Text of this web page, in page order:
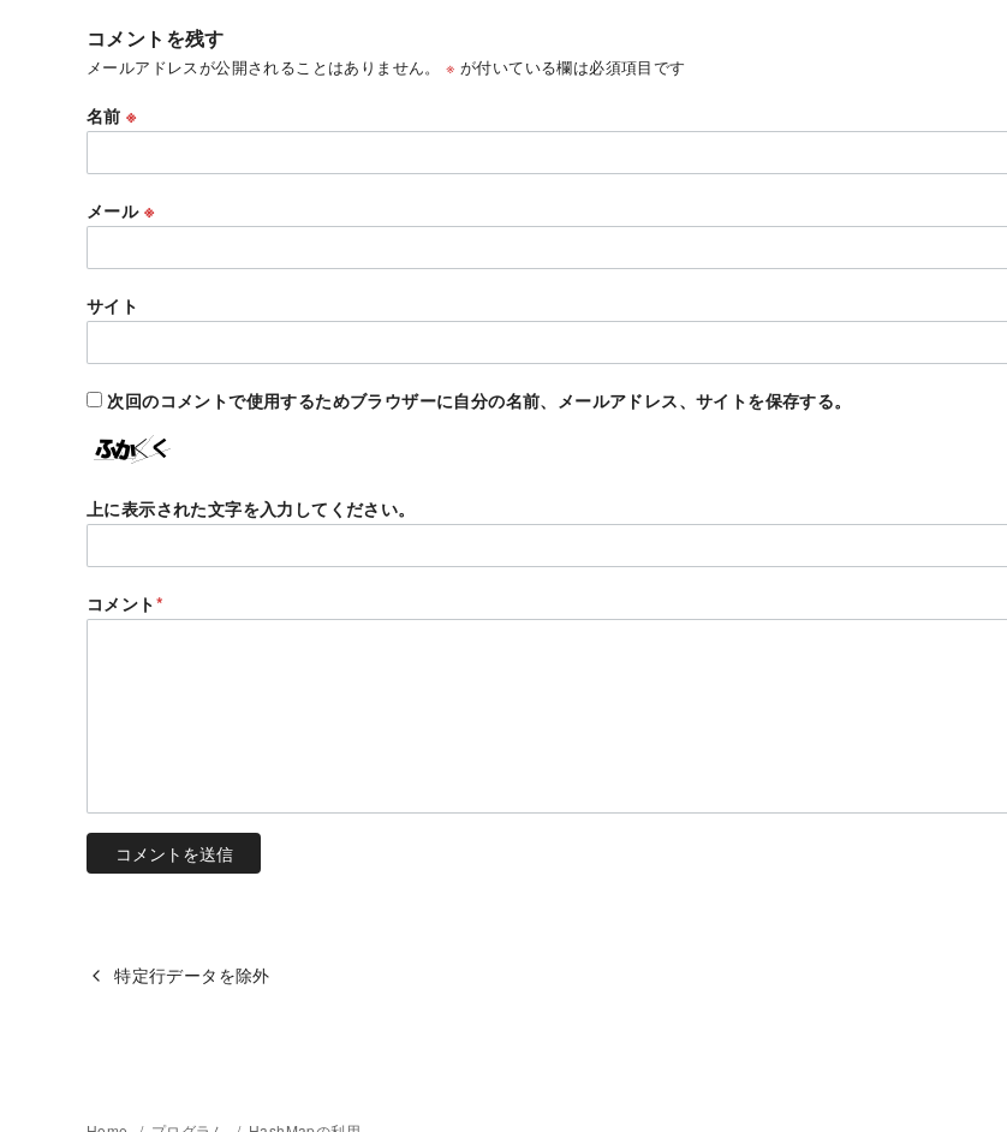
コメントを残す
メールアドレスが公開されることはありません。 ※ が付いている欄は必須項目です
名前※
メール ※
サイト
次回のコメントで使用するためブラウザーに自分の名前、メールアドレス、サイトを保存する。
上に表示された文字を入力してください。
コメント*
特定行データを除外